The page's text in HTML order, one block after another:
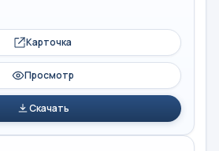
Карточка
Просмотр
Скачать